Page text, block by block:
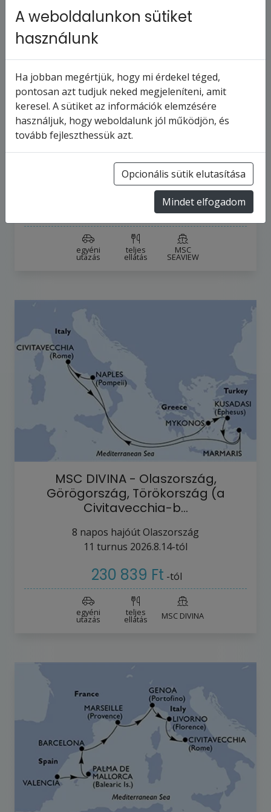
MSC SEAVIEW - Olaszország,
Spanyolország, Franciaország (a
napos hajóútOlaszország
turnus2026.8.30-tól
427 758 Ft-tól
egyéni
utazás
teljes
ellátás
MSC
SEAVIEW
MSC DIVINA - Olaszország,
Görögország, Törökország (a
Civitavecchia-b…
8 napos hajóútOlaszország
11 turnus 2026.8.14-tól
230 839 Ft -tól
egyéni
utazás
teljes
ellátás MSC DIVINA
A weboldalunkon sütiket
használunk
Ha jobban megértjük, hogy mi érdekel téged,
pontosan azt tudjuk neked megjeleníteni, amit
keresel. A sütiket az információk elemzésére
használjuk, hogy weboldalunk jól működjön, és
tovább fejleszthessük azt.
Opcionális sütik elutasítása
Mindet elfogadom